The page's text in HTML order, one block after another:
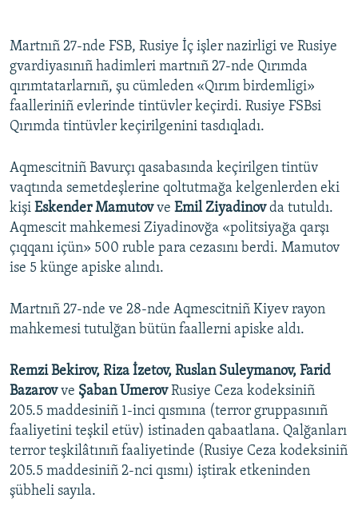
Martnıñ 27-nde FSB, Rusiye İç işler nazirligi ve Rusiye
gvardiyasınıñ hadimleri martnıñ 27-nde Qırımda
qırımtatarlarnıñ, şu cümleden «Qırım birdemligi»
faalleriniñ evlerinde tintüvler keçirdi. Rusiye FSBsi
Qırımda tintüvler keçirilgenini tasdıqladı.
Aqmescitniñ Bavurçı qasabasında keçirilgen tintüv
vaqtında semetdeşlerine qoltutmağa kelgenlerden eki
kişi Eskender Mamutovve Emil Ziyadinovda tutuldı.
Aqmescit mahkemesi Ziyadinovğa «politsiyağa qarşı
çıqqanı içün» 500 ruble para cezasını berdi. Mamutov
ise 5 künge apiske alındı.
Martnıñ 27-nde ve 28-nde Aqmescitniñ Kiyev rayon
mahkemesi tutulğan bütün faallerni apiske aldı.
Remzi Bekirov, Riza İzetov, Ruslan Suleymanov, Farid
Bazarovve Şaban UmerovRusiye Ceza kodeksiniñ
205.5 maddesiniñ 1-inci qısmına (terror gruppasınıñ
faaliyetini teşkil etüv) istinaden qabaatlana. Qalğanları
terror teşkilâtınıñ faaliyetinde (Rusiye Ceza kodeksiniñ
205.5 maddesiniñ 2-nci qısmı) iştirak etkeninden
şübheli sayıla.